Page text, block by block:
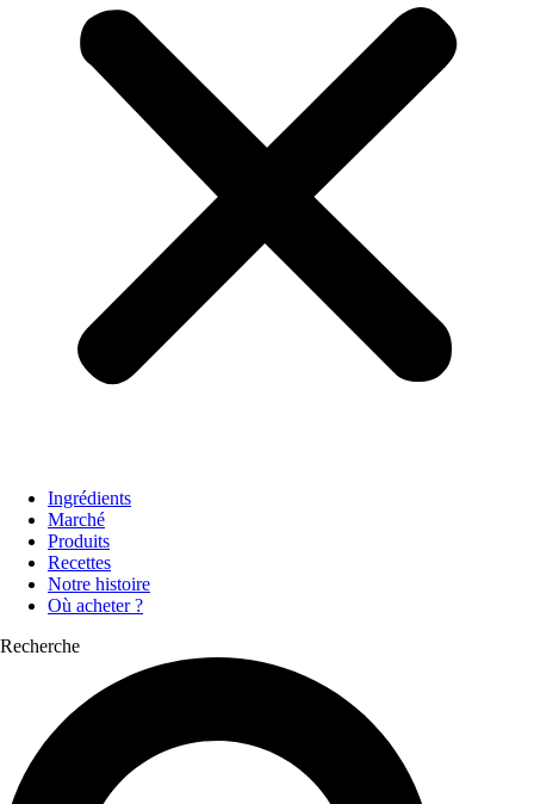
Ingrédients
Marché
Produits
Recettes
Notre histoire
Où acheter ?
Recherche